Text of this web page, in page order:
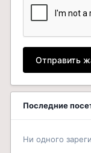
Отправить
Последние
Ни одного